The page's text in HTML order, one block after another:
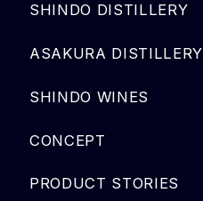
SHINDO DISTILLERY
ASAKURA DISTILLERY
SHINDO WINES
CONCEPT
PRODUCT STORIES